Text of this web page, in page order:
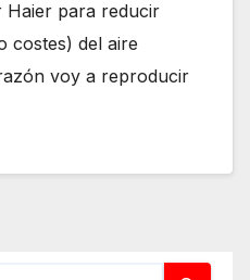
Haier para reducir
costes) del aire
voy a reproducir